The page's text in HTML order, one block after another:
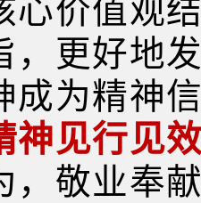
心价值观
，更好地
成为精神
神见行见
，敬业奉